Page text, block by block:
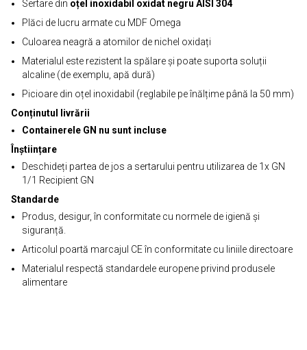
Sertare din oțel inoxidabil oxidat negru AISI 304
Plăci de lucru armate cu MDF Omega
Culoarea neagră a atomilor de nichel oxidați
Materialul este rezistent la spălare și poate suporta soluții
alcaline (de exemplu, apă dură)
Picioare din oțel inoxidabil (reglabile pe înălțime până la 50 mm)
Conținutul livrării
Containerele GN nu sunt incluse
Înștiințare
Deschideți partea de jos a sertarului pentru utilizarea de 1x GN
1/1 Recipient GN
Standarde
Produs, desigur, în conformitate cu normele de igienă și
siguranță.
Articolul poartă marcajul CE în conformitate cu liniile directoare
Materialul respectă standardele europene privind produsele
alimentare